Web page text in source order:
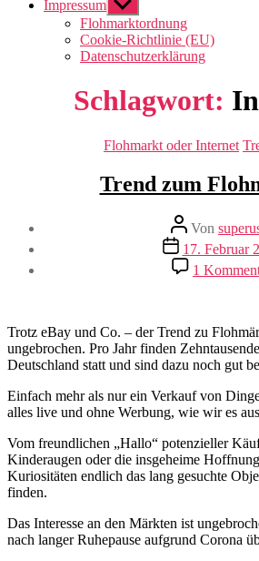
Impressum Untermenü
anzeigen
Flohmarktordnung
Cookie-Richtlinie (EU)
Datenschutzerklärung
Schlagwort:
Flohmarkt oder Internet
Trend zum
Beitragsautor
Von
17. Februar
1
Trotz eBay und Co. – der Trend zu
ungebrochen. Pro Jahr finden
Deutschland statt und sind dazu noch gut
Einfach mehr als nur ein Verkauf von
alles live und ohne Werbung, wie wir es
Vom freundlichen „Hallo“ potenzieller
Kinderaugen oder die insgeheime
Kuriositäten endlich das lang gesuchte
finden.
Das Interesse an den Märkten ist
nach langer Ruhepause aufgrund Corona